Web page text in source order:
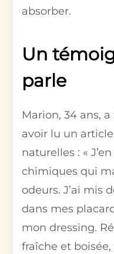
absorber.
Un
parle
Marion, 34 ans,
avoir lu un
naturelles : «
chimiques qui
odeurs. J’ai mis
dans mes
mon dressing.
fraîche et